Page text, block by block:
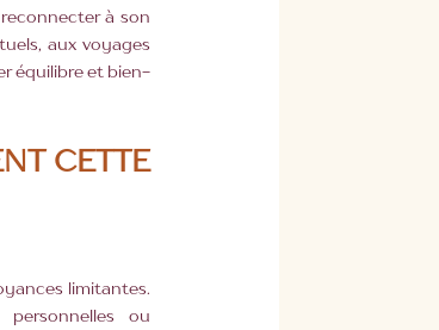
à son
aux voyages
équilibre et bien-
CETTE
limitantes.
ou